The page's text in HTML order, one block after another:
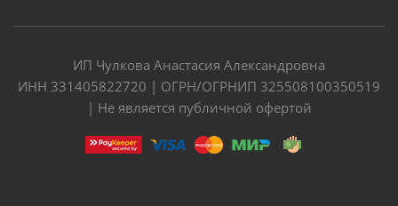
ИП Чулкова Анастасия Александровна
ИНН 331405822720 | ОГРН/ОГРНИП 325508100350519
| Не является публичной офертой